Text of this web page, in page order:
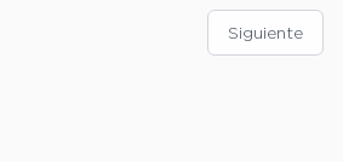
Siguiente